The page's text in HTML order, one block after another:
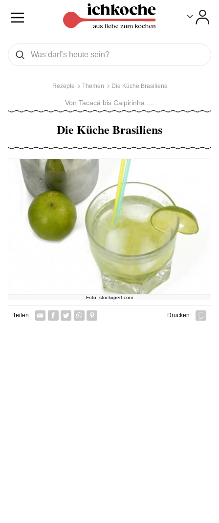
Was wollen Sie suchen
Suchen
Rezepte Themen Die Küche Brasiliens
Von Tacacá bis Caipirinha ....
Die Küche Brasiliens
Foto: stockxpert.com
Teilen: Facebook
TwitterWhatsapp senden
Pin it Drucken: